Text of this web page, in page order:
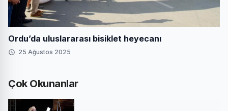
Ordu’da uluslararası bisiklet heyecanı
25 Ağustos 2025
Çok Okunanlar